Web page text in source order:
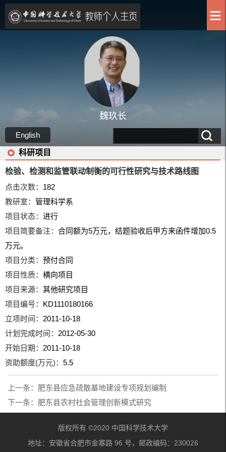
魏玖长
English
科研项目
检验、检测和监管联动制衡的可行性研究与技术路线图
点击次数： 182
教研室：管理科学系
项目状态：进行
项目简要备注：合同额为5万元，结题验收后甲方来函件增加0.5
万元。
项目分类：预付合同
项目性质：横向项目
项目来源：其他研究项目
项目编号： KD1110180166
立项时间： 2011-10-18
计划完成时间： 2012-05-30
开始日期： 2011-10-18
资助额度(万元)：5.5
上一条： 肥东县应急疏散基地建设专项规划编制
下一条： 肥东县农村社会管理创新模式研究
版权所有 ©2020 中国科学技术大学
地址：安徽省合肥市金寨路 96 号，邮政编码：230026